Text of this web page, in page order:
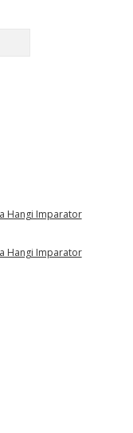
Hangi Imparator
Hangi Imparator